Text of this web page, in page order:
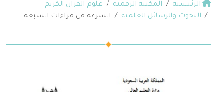
الرئيسية المكتبة الرقمية
علوم القرآن الكريم
البحوث والرسائل العلمية
السرعة في قراءات السبعة